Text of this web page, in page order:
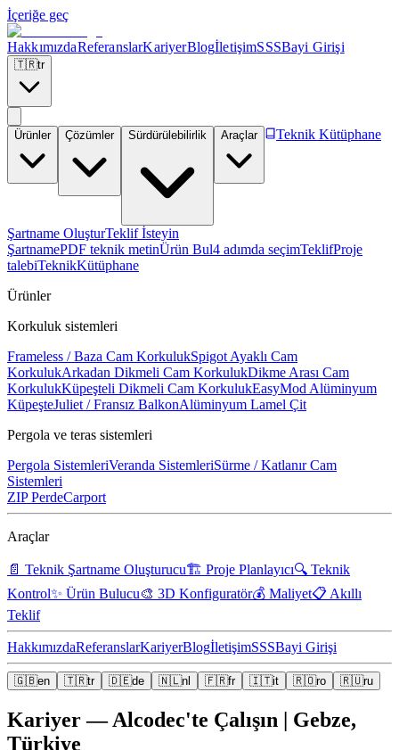
İçeriğe geç
HakkımızdaReferanslarKariyerBlogİletişimSSSBayi Girişi
🇹🇷tr
Ürünler Çözümler Sürdürülebilirlik Araçlar Teknik Kütüphane
Şartname OluşturTeklif İsteyin
ŞartnamePDF teknik metinÜrün Bul4 adımda seçimTeklifProje
talebiTeknikKütüphane
Ürünler
Korkuluk sistemleri
Frameless / Baza Cam KorkulukSpigot Ayaklı Cam
KorkulukArkadan Dikmeli Cam KorkulukDikme Arası Cam
KorkulukKüpeşteli Dikmeli Cam KorkulukEasyMod Alüminyum
KüpeşteJuliet / Fransız BalkonAlüminyum Lamel Çit
Pergola ve teras sistemleri
Pergola SistemleriVeranda SistemleriSürme / Katlanır Cam
Sistemleri
ZIP PerdeCarport
Araçlar
📄 Teknik Şartname Oluşturucu🏗️ Proje Planlayıcı🔍 Teknik
Kontrol✨ Ürün Bulucu🎨 3D Konfiguratör💰 Maliyet📋 Akıllı
Teklif
HakkımızdaReferanslarKariyerBlogİletişimSSSBayi Girişi
🇬🇧en 🇹🇷tr 🇩🇪de 🇳🇱nl 🇫🇷fr 🇮🇹it 🇷🇴ro 🇷🇺ru
Kariyer — Alcodec'te Çalışın | Gebze,
Türkiye